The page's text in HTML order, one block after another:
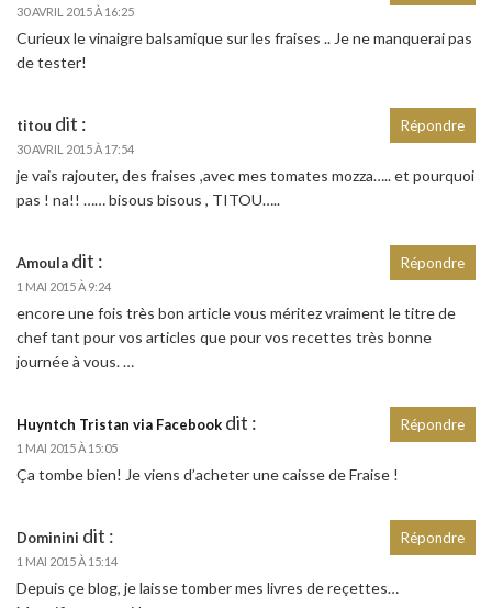
30 AVRIL 2015 À 16:25
Curieux le vinaigre balsamique sur les fraises .. Je ne manquerai pas
de tester!
titou dit :
30 AVRIL 2015 À 17:54
je vais rajouter, des fraises ,avec mes tomates mozza….. et pourquoi
pas ! na!! …… bisous bisous , TITOU…..
Répondre
Amoula dit :
1 MAI 2015 À 9:24
encore une fois très bon article vous méritez vraiment le titre de
chef tant pour vos articles que pour vos recettes très bonne
journée à vous. …
Répondre
Huyntch Tristan via Facebook dit :
1 MAI 2015 À 15:05
Ça tombe bien! Je viens d’acheter une caisse de Fraise !
Répondre
Dominini dit :
1 MAI 2015 À 15:14
Depuis çe blog, je laisse tomber mes livres de reçettes…
Répondre